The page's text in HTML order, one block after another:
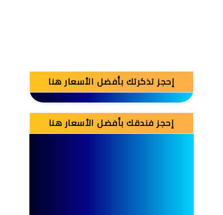
إحجز تذكرتك بأفضل الأسعار هنا
إحجز فندقك بأفضل الأسعار هنا